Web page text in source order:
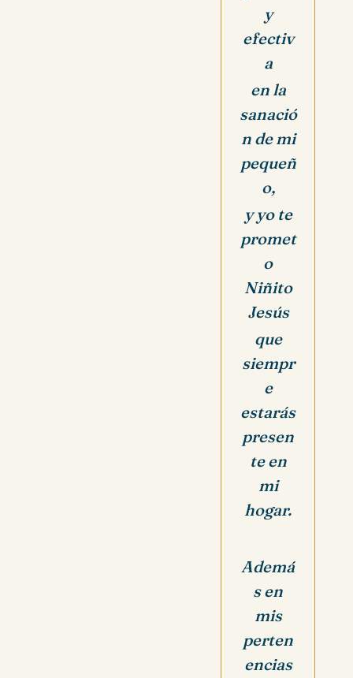
y
efectiv
a
en la
sanació
n de mi
pequeñ
o,
y yo te
promet
o
Niñito
Jesús
que
siempr
e
estarás
presen
te en
mi
hogar.
Ademá
s en
mis
perten
encias